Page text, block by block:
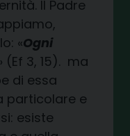
Il Padre
«Ogni
(Ef 3, 15). ma
di essa
particolare e
esiste